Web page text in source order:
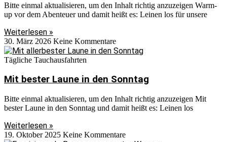
Bitte einmal aktualisieren, um den Inhalt richtig anzuzeigen Warm-
up vor dem Abenteuer und damit heißt es: Leinen los für unsere
Weiterlesen »
30. März 2026 Keine Kommentare
Tägliche Tauchausfahrten
Mit bester Laune in den Sonntag
Bitte einmal aktualisieren, um den Inhalt richtig anzuzeigen Mit
bester Laune in den Sonntag und damit heißt es: Leinen los
Weiterlesen »
19. Oktober 2025 Keine Kommentare